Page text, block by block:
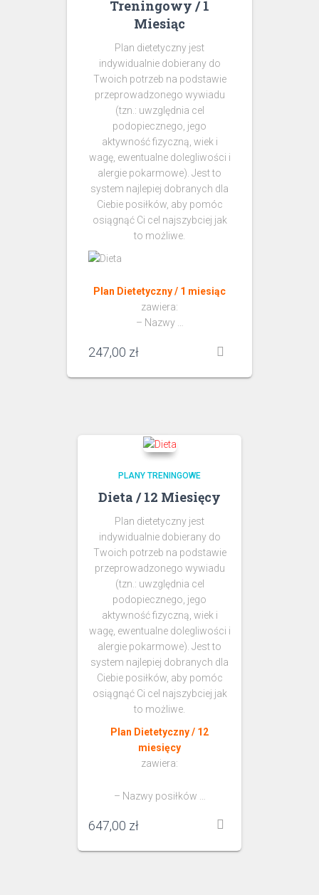
Treningowy / 1
Miesiąc
Plan dietetyczny jest
indywidualnie dobierany do
Twoich potrzeb na podstawie
przeprowadzonego wywiadu
(tzn.: uwzględnia cel
podopiecznego, jego
aktywność fizyczną, wiek i
wagę, ewentualne dolegliwości i
alergie pokarmowe). Jest to
system najlepiej dobranych dla
Ciebie posiłków, aby pomóc
osiągnąć Ci cel najszybciej jak
to możliwe.
Plan Dietetyczny / 1 miesiąc
zawiera:
– Nazwy …
247,00 zł
PLANY TRENINGOWE
Dieta / 12 Miesięcy
Plan dietetyczny jest
indywidualnie dobierany do
Twoich potrzeb na podstawie
przeprowadzonego wywiadu
(tzn.: uwzględnia cel
podopiecznego, jego
aktywność fizyczną, wiek i
wagę, ewentualne dolegliwości i
alergie pokarmowe). Jest to
system najlepiej dobranych dla
Ciebie posiłków, aby pomóc
osiągnąć Ci cel najszybciej jak
to możliwe.
Plan Dietetyczny / 12
miesięcy
zawiera:
– Nazwy posiłków …
647,00 zł